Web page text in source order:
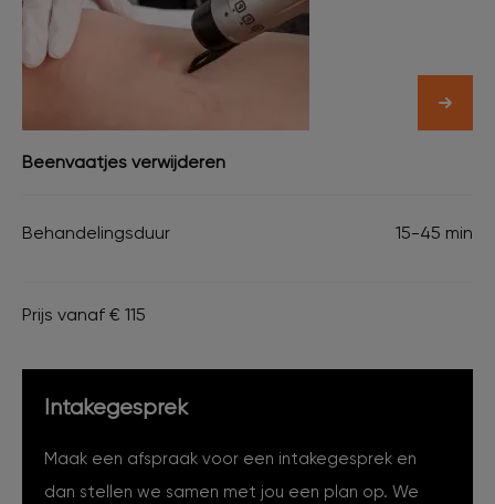
Beenvaatjes verwijderen
Behandelingsduur 15-45 min
Prijs vanaf € 115
Intakegesprek
Maak een afspraak voor een intakegesprek en
dan stellen we samen met jou een plan op. We